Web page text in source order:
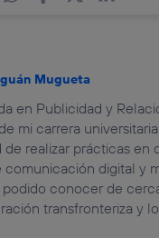
Mugueta
en Publicidad y
mi carrera
realizar prácticas en
comunicación digital y
podido conocer de
transfronteriza y